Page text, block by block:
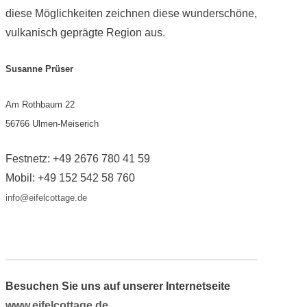
diese Möglichkeiten zeichnen diese wunderschöne,
vulkanisch geprägte Region aus.
Susanne Prüser
Am Rothbaum 22
56766 Ulmen-Meiserich
Festnetz: +49 2676 780 41 59
Mobil: +49 152 542 58 760
info@eifelcottage.de
Besuchen Sie uns auf unserer Internetseite